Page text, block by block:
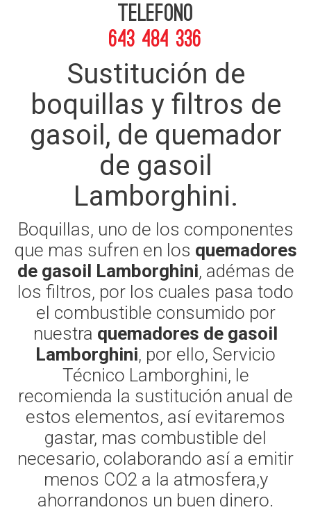
telefono
643 484 336
Sustitución de
boquillas y filtros de
gasoil, de quemador
de gasoil
Lamborghini.
Boquillas, uno de los componentes
que mas sufren en los quemadores
de gasoil Lamborghini, adémas de
los filtros, por los cuales pasa todo
el combustible consumido por
nuestra quemadores de gasoil
Lamborghini, por ello, Servicio
Técnico Lamborghini, le
recomienda la sustitución anual de
estos elementos, así evitaremos
gastar, mas combustible del
necesario, colaborando así a emitir
menos CO2 a la atmosfera,y
ahorrandonos un buen dinero.